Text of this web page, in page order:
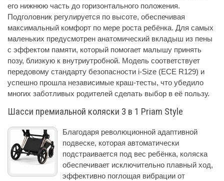
его нижнюю часть до горизонтального положения.
Подголовник регулируется по высоте, обеспечивая
максимальный комфорт по мере роста ребёнка. Для самых
маленьких предусмотрен анатомический вкладыш из пены
с эффектом памяти, который помогает малышу принять
позу, близкую к внутриутробной. Модель соответствует
передовому стандарту безопасности i-Size (ECE R129) и
успешно прошла независимые краш-тесты, что убедило
многих заботливых родителей сделать выбор в её пользу.
Шасси премиальной коляски 3 в 1 Priam Style
Благодаря революционной адаптивной
подвеске, которая автоматически
подстраивается под вес ребёнка, коляска
обеспечивает исключительно плавный ход,
эффективно поглощая вибрации от